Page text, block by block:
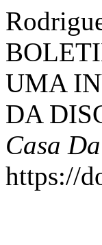
UMA
DA
Casa
https://